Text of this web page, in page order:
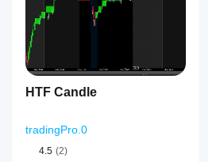
HTF Candle
tradingPro.0
4.5 (2)